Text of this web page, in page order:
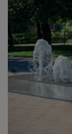
Cookie Name
Cookie Laufzeit